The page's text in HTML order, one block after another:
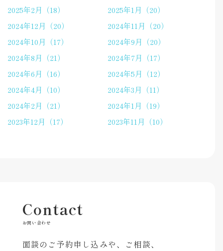
2025年2月（18）
2025年1月（20）
2024年12月（20）
2024年11月（20）
2024年10月（17）
2024年9月（20）
2024年8月（21）
2024年7月（17）
2024年6月（16）
2024年5月（12）
2024年4月（10）
2024年3月（11）
2024年2月（21）
2024年1月（19）
2023年12月（17）
2023年11月（10）
Contact
お問い合わせ
面談のご予約申し込みや、ご相談、